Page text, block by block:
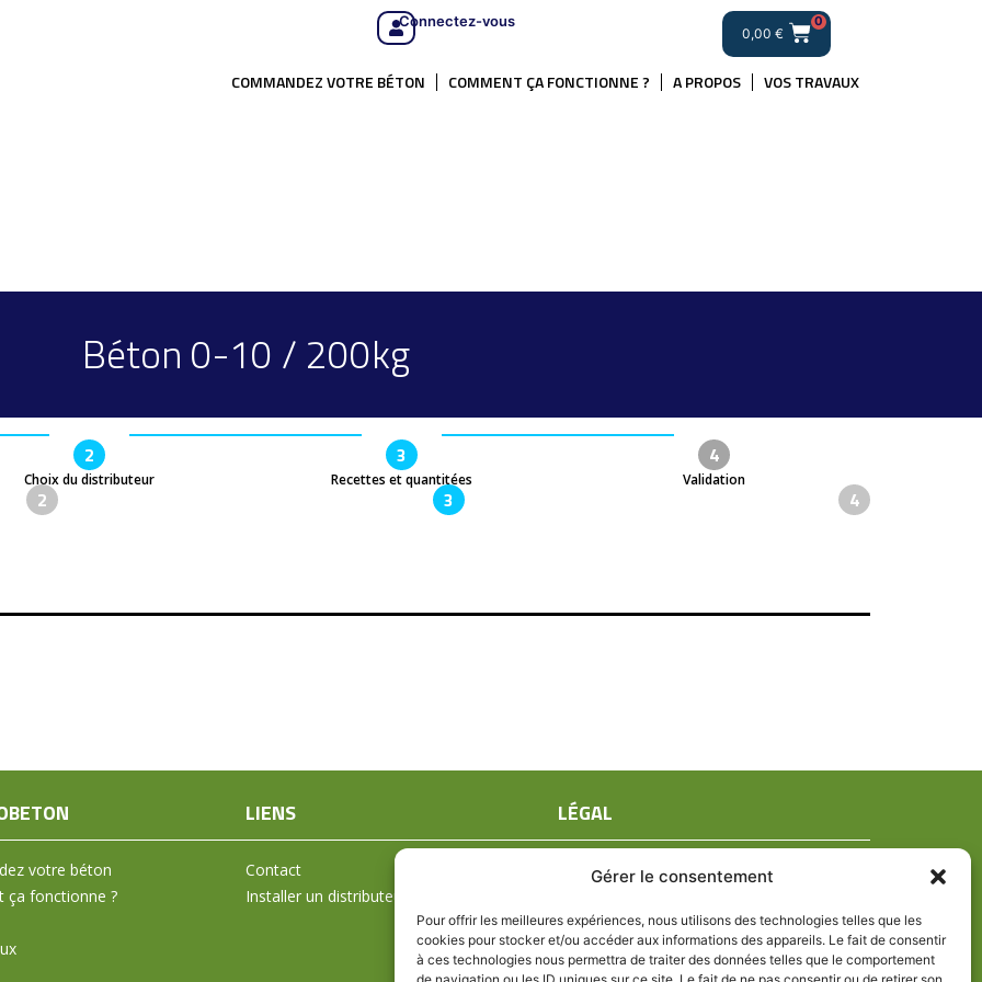
Gérer le consentement
Pour offrir les meilleures expériences, nous utilisons des technologies telles que les
cookies pour stocker et/ou accéder aux informations des appareils. Le fait de consentir
à ces technologies nous permettra de traiter des données telles que le comportement
Connectez-vous
0,00 €
0
COMMANDEZ VOTRE BÉTON COMMENT ÇA FONCTIONNE ? A PROPOS VOS TRAVAUX
Béton 0-10 / 200kg
2
Choix du distributeur
3
Recettes et quantitées
4
Validation
2 3 4
votre béton
ça fonctionne ?
LIENS
Contact
Installer un distributeur
LÉGAL
Mentions légales
Politique de confidentialité
Politique de cookies (UE)